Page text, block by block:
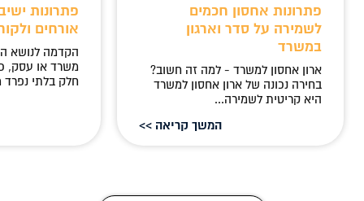
פתרונות אחסון חכמים
לשמירה על סדר וארגון
במשרד
ארון אחסון למשרד - למה זה חשוב?
בחירה נכונה של ארון אחסון למשרד
היא קריטית לשמירה...
המשך קריאה >>
פתרונות
אורחים
הקדמה לנושא
משרד או עסק,
חלק בלתי נפרד